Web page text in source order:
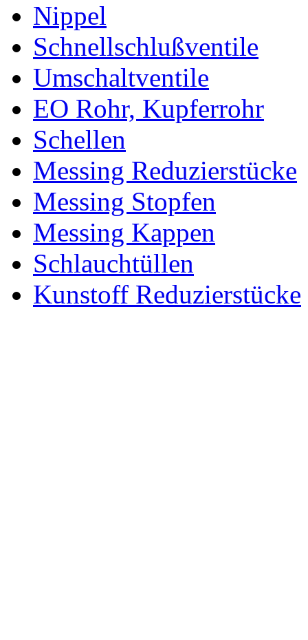
Nippel
Schnellschlußventile
Umschaltventile
EO Rohr, Kupferrohr
Schellen
Messing Reduzierstücke
Messing Stopfen
Messing Kappen
Schlauchtüllen
Kunstoff Reduzierstücke